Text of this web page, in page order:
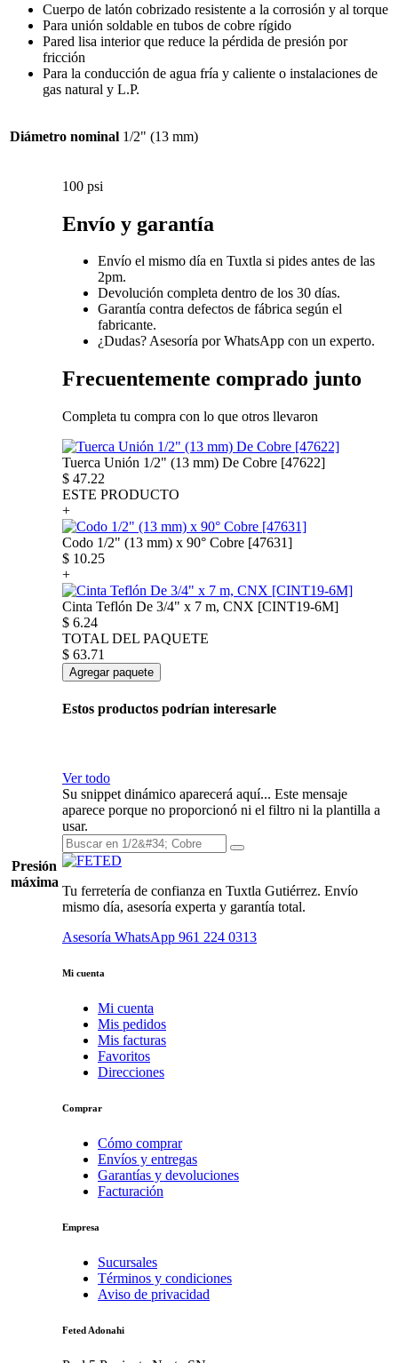
Cuerpo de latón cobrizado resistente a la corrosión y al torque
Para unión soldable en tubos de cobre rígido
Pared lisa interior que reduce la pérdida de presión por
fricción
Para la conducción de agua fría y caliente o instalaciones de
gas natural y L.P.
Diámetro nominal 1/2" (13 mm)
Presión
máxima
100 psi
Envío y garantía
Envío el mismo día en Tuxtla si pides antes de las
2pm.
Devolución completa dentro de los 30 días.
Garantía contra defectos de fábrica según el
fabricante.
¿Dudas? Asesoría por WhatsApp con un experto.
Frecuentemente comprado junto
Completa tu compra con lo que otros llevaron
Tuerca Unión 1/2" (13 mm) De Cobre [47622]
$ 47.22
ESTE PRODUCTO
+
Codo 1/2" (13 mm) x 90° Cobre [47631]
$ 10.25
+
Cinta Teflón De 3/4" x 7 m, CNX [CINT19-6M]
$ 6.24
TOTAL DEL PAQUETE
$ 63.71
Agregar paquete
Estos productos podrían interesarle
Ver todo
Su snippet dinámico aparecerá aquí... Este mensaje
aparece porque no proporcionó ni el filtro ni la plantilla a
usar.
Tu ferretería de confianza en Tuxtla Gutiérrez. Envío
mismo día, asesoría experta y garantía total.
Asesoría WhatsApp 961 224 0313
Mi cuenta
Mi cuenta
Mis pedidos
Mis facturas
Favoritos
Direcciones
Comprar
Cómo comprar
Envíos y entregas
Garantías y devoluciones
Facturación
Empresa
Sucursales
Términos y condiciones
Aviso de privacidad
Feted Adonahi